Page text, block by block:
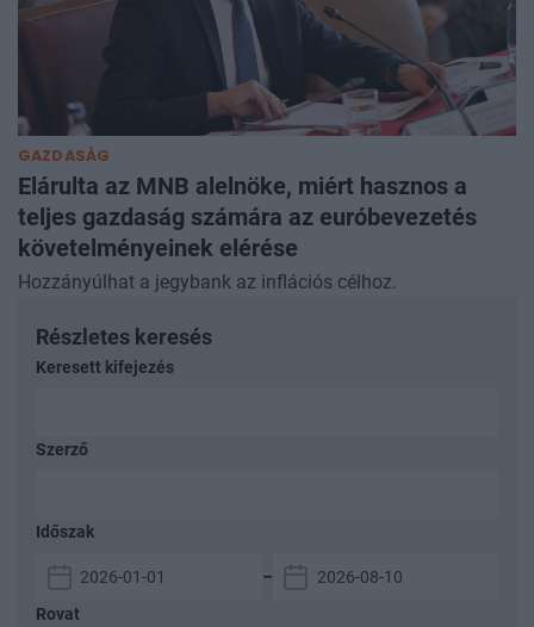
GAZDASÁG
Elárulta az MNB alelnöke, miért hasznos a
teljes gazdaság számára az euróbevezetés
követelményeinek elérése
Hozzányúlhat a jegybank az inflációs célhoz.
Részletes keresés
Keresett kifejezés
Szerző
Időszak
–
Rovat